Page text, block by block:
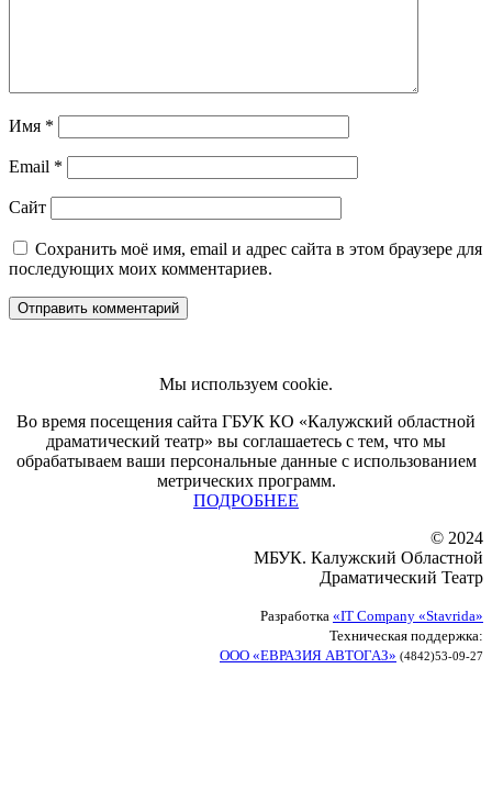
Имя *
Email *
Сайт
Сохранить моё имя, email и адрес сайта в этом браузере для
последующих моих комментариев.
Мы используем cookie.
Во время посещения сайта ГБУК КО «Калужский областной
драматический театр» вы соглашаетесь с тем, что мы
обрабатываем ваши персональные данные с использованием
метрических программ.
ПОДРОБНЕЕ
© 2024
МБУК. Калужский Областной
Драматический Театр
Разработка «IT Company «Stavrida»
Техническая поддержка:
ООО «ЕВРАЗИЯ АВТОГАЗ» (4842)53-09-27